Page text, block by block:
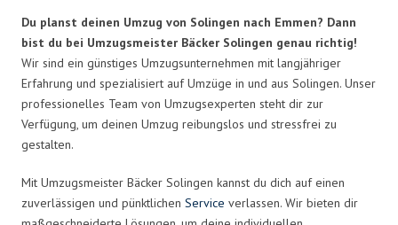
Du planst deinen Umzug von Solingen nach Emmen? Dann
bist du bei Umzugsmeister Bäcker Solingen genau richtig!
Wir sind ein günstiges Umzugsunternehmen mit langjähriger
Erfahrung und spezialisiert auf Umzüge in und aus Solingen. Unser
professionelles Team von Umzugsexperten steht dir zur
Verfügung, um deinen Umzug reibungslos und stressfrei zu
gestalten.
Mit Umzugsmeister Bäcker Solingen kannst du dich auf einen
zuverlässigen und pünktlichen Service verlassen. Wir bieten dir